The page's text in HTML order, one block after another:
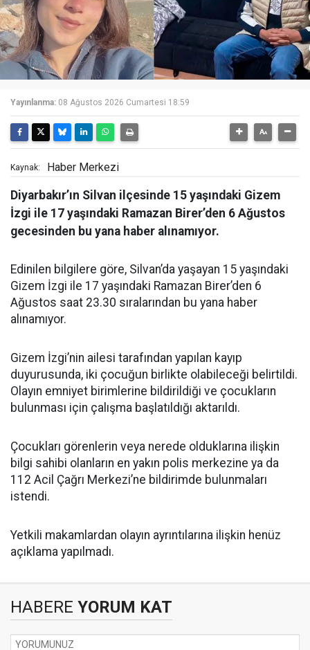
Yayınlanma: 08 Ağustos 2026 Cumartesi 18:59
Kaynak: Haber Merkezi
Diyarbakır’ın Silvan ilçesinde 15 yaşındaki Gizem
İzgi ile 17 yaşındaki Ramazan Birer’den 6 Ağustos
gecesinden bu yana haber alınamıyor.
Edinilen bilgilere göre, Silvan’da yaşayan 15 yaşındaki
Gizem İzgi ile 17 yaşındaki Ramazan Birer’den 6
Ağustos saat 23.30 sıralarından bu yana haber
alınamıyor.
Gizem İzgi’nin ailesi tarafından yapılan kayıp
duyurusunda, iki çocuğun birlikte olabileceği belirtildi.
Olayın emniyet birimlerine bildirildiği ve çocukların
bulunması için çalışma başlatıldığı aktarıldı.
Çocukları görenlerin veya nerede olduklarına ilişkin
bilgi sahibi olanların en yakın polis merkezine ya da
112 Acil Çağrı Merkezi’ne bildirimde bulunmaları
istendi.
Yetkili makamlardan olayın ayrıntılarına ilişkin henüz
açıklama yapılmadı.
HABERE YORUM KAT